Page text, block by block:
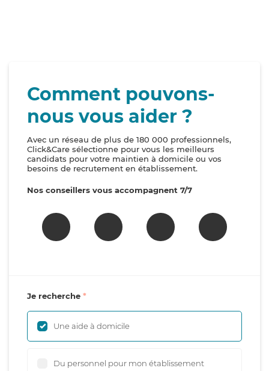
Comment pouvons-
nous vous aider ?
Avec un réseau de plus de 180 000 professionnels,
Click&Care sélectionne pour vous les meilleurs
candidats pour votre maintien à domicile ou vos
besoins de recrutement en établissement.
Nos conseillers vous accompagnent 7/7
Je recherche
Une aide à domicile
Du personnel pour mon établissement